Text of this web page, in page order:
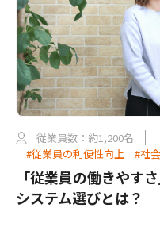
従業員数：約1,200名
#従業員の利便性向上
#社
「従業員の働きやす
システム選びとは？